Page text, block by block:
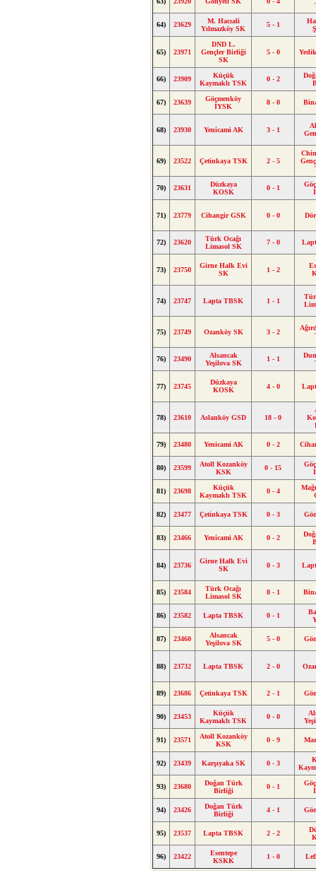
64) 23629
M. Hacıali
Yılmazköy SK
5 - 1
65) 23971
DND L.
Gençler Birliği
SK
5 - 0
66) 23909
Küçük
Kaymaklı TSK
0 - 2
67) 23639
Göçmenköy
İYSK
8 - 0
68) 23930 Yenicami AK 3 - 1
69) 23522 Çetinkaya TSK 2 - 5
70) 23631
Düzkaya
KOSK
0 - 1
71) 23779 Cihangir GSK 0 - 0
72) 23620
Türk Ocağı
Limasol SK
7 - 0
73) 23750
Girne Halk Evi
SK
1 - 2
74) 23747 Lapta TBSK 1 - 1
75) 23749 Ozanköy SK 3 - 2
76) 23490
Alsancak
Yeşilova SK
1 - 1
77) 23745
Düzkaya
KOSK
4 - 0
78) 23610 Aslanköy GSD 18 - 0
79) 23480 Yenicami AK 0 - 2
80) 23599
Atoll Kozanköy
KSK
0 - 15
81) 23698
Küçük
Kaymaklı TSK
0 - 4
82) 23477 Çetinkaya TSK 0 - 3
83) 23466 Yenicami AK 0 - 2
84) 23736
Girne Halk Evi
SK
0 - 3
85) 23584
Türk Ocağı
Limasol SK
8 - 1
86) 23582 Lapta TBSK 0 - 1
87) 23460
Alsancak
Yeşilova SK
5 - 0
88) 23732 Lapta TBSK 2 - 0
89) 23686 Çetinkaya TSK 2 - 1
90) 23453
Küçük
Kaymaklı TSK
0 - 0
91) 23571
Atoll Kozanköy
KSK
0 - 9
92) 23439 Karşıyaka SK 0 - 3
93) 23680
Doğan Türk
Birliği
0 - 1
94) 23426
Doğan Türk
Birliği
4 - 1
95) 23537 Lapta TBSK 2 - 2
96) 23422
Esentepe
KSKK
1 - 0